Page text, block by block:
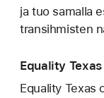
ja tuo samalla
transihmisten
Equality Texas
Equality Texas